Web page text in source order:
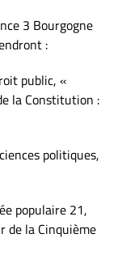
3 Bourgogne
:
public, «
la Constitution :
politiques,
populaire 21,
de la Cinquième